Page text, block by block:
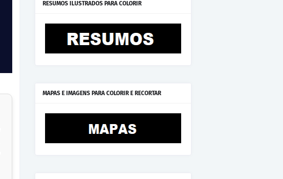
RESUMOS ILUSTRADOS PARA COLORIR
MAPAS E IMAGENS PARA COLORIR E RECORTAR